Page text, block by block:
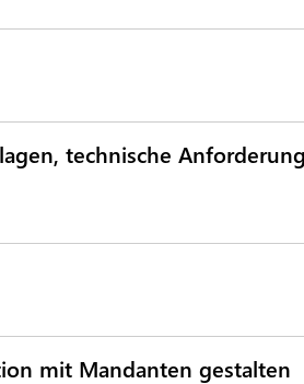
technische
mit Mandanten gestalten